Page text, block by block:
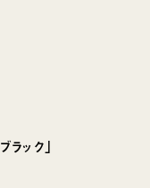
ック」